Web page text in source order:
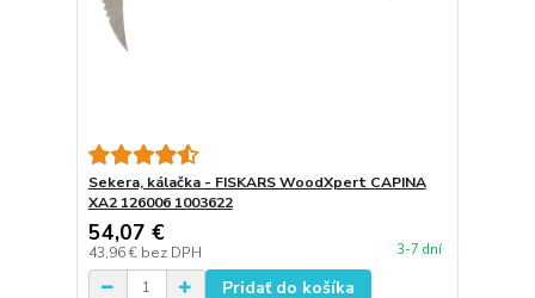
Sekera, kálačka - FISKARS WoodXpert CAPINA
XA2 126006 1003622
54,07 €
43,96 € bez DPH 3-7 dní
Pridať do košíka